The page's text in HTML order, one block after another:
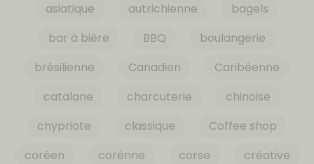
asiatique
autrichienne
bagels
bar à bière
BBQ
boulangerie
brésilienne
Canadien
Caribéenne
catalane
charcuterie
chinoise
chypriote
classique
Coffee shop
coréen
corénne corse
créative